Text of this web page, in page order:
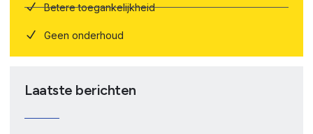
Betere toegankelijkheid
Geen onderhoud
Laatste berichten